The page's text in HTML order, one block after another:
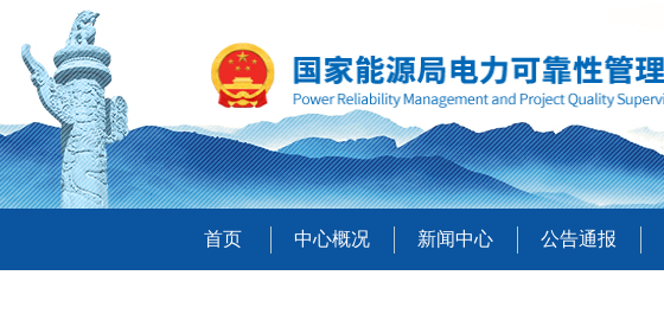
首页 中心概况 新闻中心 公告通报